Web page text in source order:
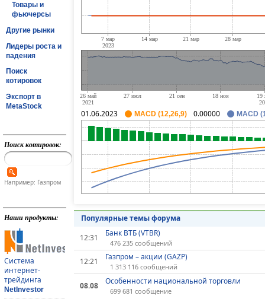
Товары и
фьючерсы
Другие рынки
Лидеры роста и
падения
Поиск
котировок
Экспорт в
MetaStock
Поиск котировок:
Например: Газпром
Наши продукты:
Система
интернет-
трейдинга
NetInvestor
01.06.2023 MACD (12,26,9) 0.00000 MACD
Популярные темы форума
12:31
Банк ВТБ (VTBR)
476 235 сообщений
12:21 Газпром – акции (GAZP)
1 313 116 сообщений
08.08 Особенности национальной торговли
699 681 сообщение